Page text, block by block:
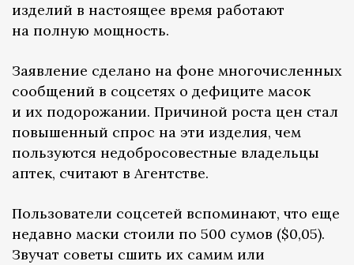
изделий в настоящее время работают
на полную мощность.
Заявление сделано на фоне многочисленных
сообщений в соцсетях о дефиците масок
и их подорожании. Причиной роста цен стал
повышенный спрос на эти изделия, чем
пользуются недобросовестные владельцы
аптек, считают в Агентстве.
Пользователи соцсетей вспоминают, что еще
недавно маски стоили по 500 сумов ($0,05).
Звучат советы сшить их самим или